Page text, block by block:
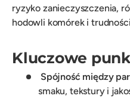
ryzyko zanieczyszczenia,
hodowli komórek i
Kluczowe
Spójność między
smaku, tekstury i